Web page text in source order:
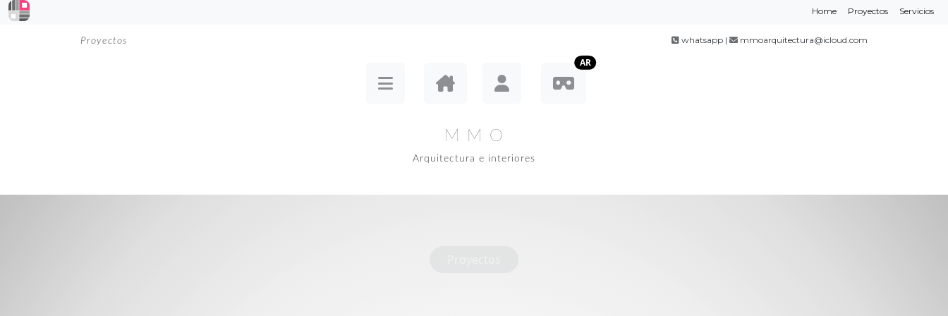
Home Proyectos Servicios
Proyectos whatsapp | mmoarquitectura@icloud.com
AR
M M O
Arquitectura e interiores